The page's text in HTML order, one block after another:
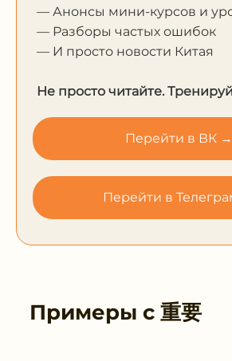
— Анонсы мини-курсов и
— Разборы частых ошибок
— И просто новости Китая
Не просто читайте.
Перейти в ВК →
Перейти в
Примеры с 重要